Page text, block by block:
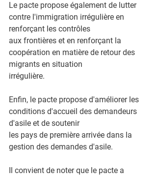
Le pacte propose également de lutter
contre l'immigration irrégulière en
renforçant les contrôles
aux frontières et en renforçant la
coopération en matière de retour des
migrants en situation
irrégulière.
Enfin, le pacte propose d'améliorer les
conditions d'accueil des demandeurs
d'asile et de soutenir
les pays de première arrivée dans la
gestion des demandes d'asile.
Il convient de noter que le pacte a